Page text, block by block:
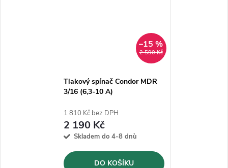
2 590 Kč
–15 %
Tlakový spínač Condor MDR
3/16 (6,3-10 A)
1 810 Kč bez DPH
2 190 Kč
Skladem do 4-8 dnù
DO KOŠÍKU